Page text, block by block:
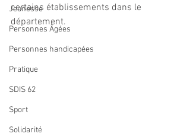
Jeunesse
Personnes Âgées
Personnes handicapées
Pratique
SDIS 62
Sport
Solidarité
certains établissements dans le
département.